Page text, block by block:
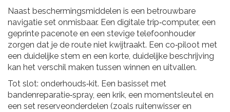
Naast beschermingsmiddelen is een betrouwbare
navigatie set onmisbaar. Een digitale trip‑computer, een
geprinte pacenote en een stevige telefoonhouder
zorgen dat je de route niet kwijtraakt. Een co‑piloot met
een duidelijke stem en een korte, duidelijke beschrijving
kan het verschil maken tussen winnen en uitvallen.
Tot slot: onderhouds‑kit. Een basisset met
bandenreparatie‑spray, een krik, een momentsleutel en
een set reserveonderdelen (zoals ruitenwisser en